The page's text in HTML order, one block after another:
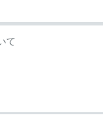
て